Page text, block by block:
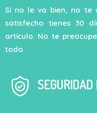
Si no le va bien, no te
satisfecho tienes 30
artículo. No te
todo.
SEGURIDAD